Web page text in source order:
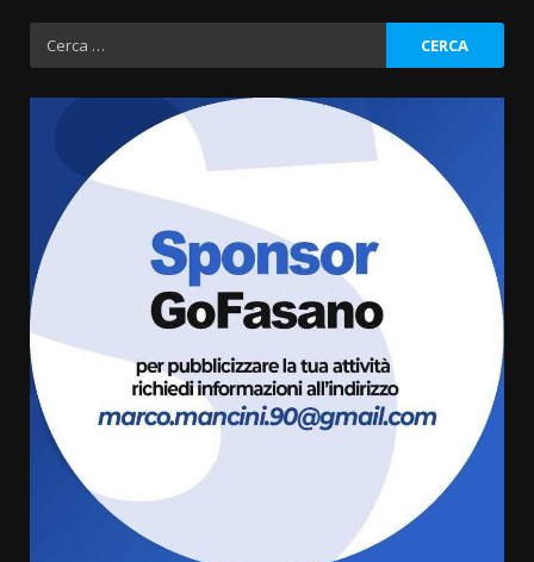
Ricerca
per:
Politiche Giovanili e Mobilità
Sostenibile: premiati gli studenti
universitari del bando “La strada
giusta”
8 Agosto 2026 07:15
“I Contestatori: Musica di
Rivoluzione”: nuovo
appuntamento con “Fasano in
Banda”